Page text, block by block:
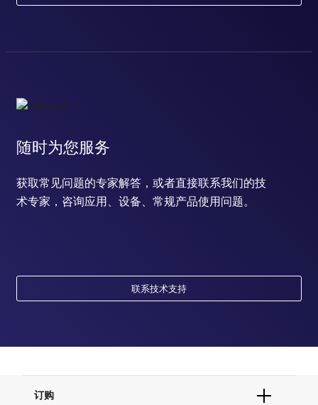
随时为您服务
获取常见问题的专家解答，或者直接联系我们的技
术专家，咨询应用、设备、常规产品使用问题。
联系技术支持
订购